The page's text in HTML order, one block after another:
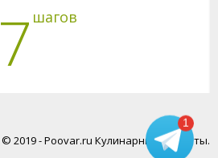
7 шагов
© 2019 - Poovar.ru Кулинарные рецепты.
1